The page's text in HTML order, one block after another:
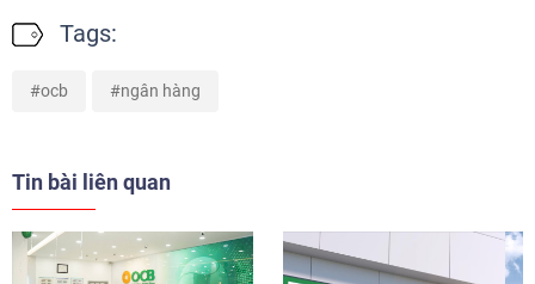
Tags:
ocb ngân hàng
Tin bài liên quan